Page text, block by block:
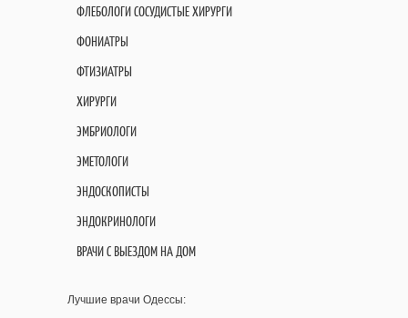
ФЛЕБОЛОГИ СОСУДИСТЫЕ ХИРУРГИ
ФОНИАТРЫ
ФТИЗИАТРЫ
ХИРУРГИ
ЭМБРИОЛОГИ
ЭМЕТОЛОГИ
ЭНДОСКОПИСТЫ
ЭНДОКРИНОЛОГИ
ВРАЧИ С ВЫЕЗДОМ НА ДОМ
Лучшие врачи Одессы: